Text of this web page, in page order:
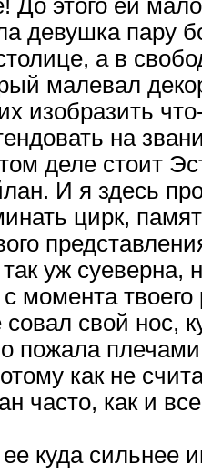
До этого ей
девушка пару
а в
малевал
изобразить
на
деле стоит
И я здесь
цирк,
уж суеверна,
момента
свой нос,
пожала
как не
часто, как и
куда сильнее